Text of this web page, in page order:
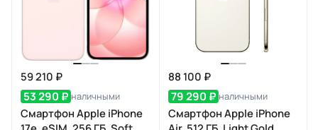
59 210 ₽
53 290 ₽ наличными
Смартфон Apple iPhone
88 100 ₽
79 290 ₽ наличными
Смартфон Apple iPhone